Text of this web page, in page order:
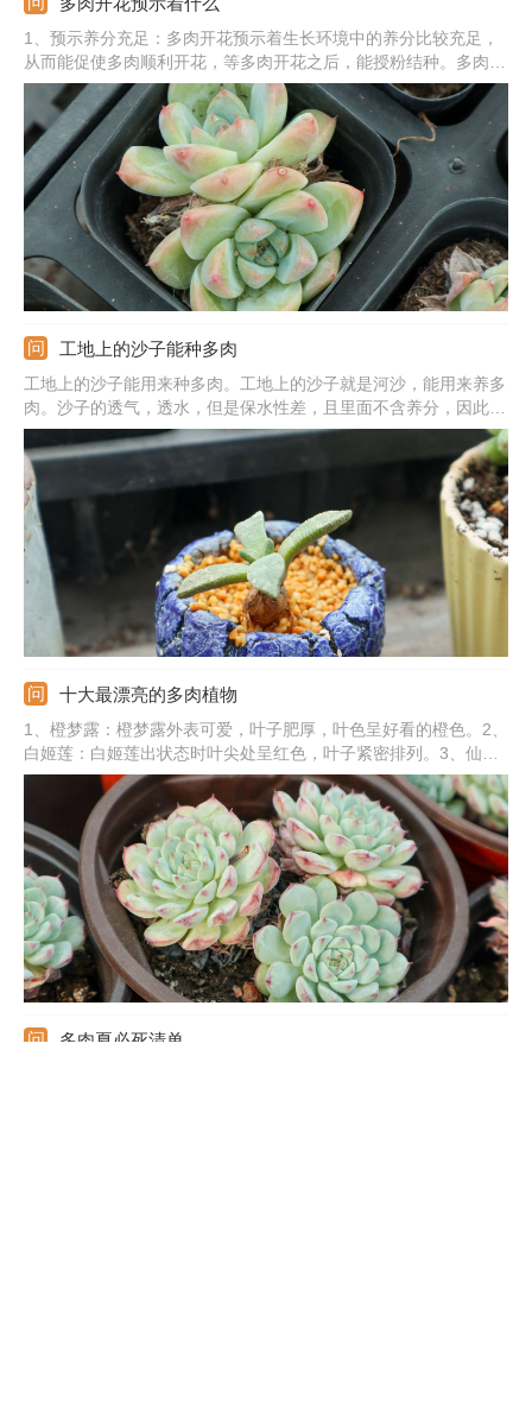
1、预示养分充足：多肉开花预示着生长环境中的养分比较充足，
从而能促使多肉顺利开花，等多肉开花之后，能授粉结种。多肉的
种类很多，对于某一些多肉来说，开花预示着死亡，之后会逐渐衰
败，走向死亡。2、预示的精神：多肉开花能预示着一种好运和积
极向上的态度，也寓意着身体健康，生活顺利，还寓意着顽强的意
志力。
工地上的沙子能种多肉
工地上的沙子能用来种多肉。工地上的沙子就是河沙，能用来养多
肉。沙子的透气，透水，但是保水性差，且里面不含养分，因此不
可用纯沙子。可在沙子中掺杂泥炭土、颗粒土，泥炭土中富含营
养，沙子和颗粒土可提高土壤的透气透水能力，从而可促使多肉植
物旺盛生长。
十大最漂亮的多肉植物
1、橙梦露：橙梦露外表可爱，叶子肥厚，叶色呈好看的橙色。2、
白姬莲：白姬莲出状态时叶尖处呈红色，叶子紧密排列。3、仙女
杯：仙女杯的叶片是白色，叶尖是有一定弧形的。4、红宝石：红
宝石叶色好看，外表通红，叶子排列呈莲花座。5、其他：还有碧
光环、静夜、蓝苹果、爱斯诺、唐印、奶酪。
多肉夏必死清单